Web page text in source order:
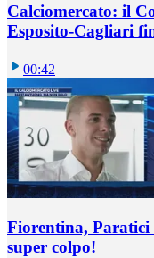
Calciomercato: il
Esposito-Cagliari
00:42
Fiorentina, Paratici
super colpo!